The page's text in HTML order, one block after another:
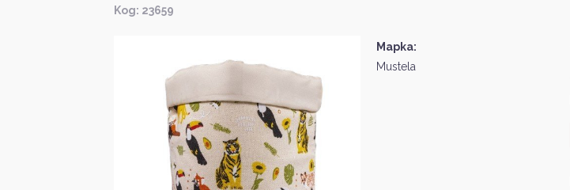
Kод: 23659
Марка:
Mustela